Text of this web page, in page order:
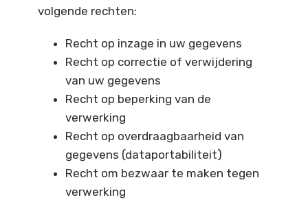
volgende rechten:
Recht op inzage in uw gegevens
Recht op correctie of verwijdering
van uw gegevens
Recht op beperking van de
verwerking
Recht op overdraagbaarheid van
gegevens (dataportabiliteit)
Recht om bezwaar te maken tegen
verwerking